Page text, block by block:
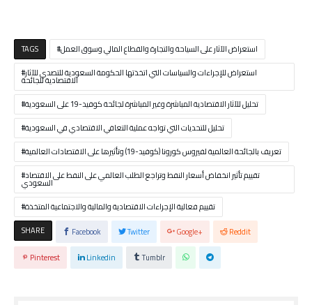
TAGS
استعراض الآثار على السياحة والتجارة والقطاع المالي وسوق العمل
استعراض للإجراءات والسياسات التي اتخذتها الحكومة السعودية للتصدي للآثار
الاقتصادية للجائحة
تحليل للآثار الاقتصادية المباشرة وغير المباشرة لجائحة كوفيد-19 على السعودية
تحليل للتحديات التي تواجه عملية التعافي الاقتصادي في السعودية
تعريف بالجائحة العالمية لفيروس كورونا (كوفيد-19) وتأثيرها على الاقتصادات العالمية
تقييم تأثير انخفاض أسعار النفط وتراجع الطلب العالمي على النفط على الاقتصاد
السعودي
تقييم فعالية الإجراءات الاقتصادية والمالية والاجتماعية المتخذة
SHARE
Facebook Twitter Google+
Reddit
Pinterest
Linkedin Tumblr